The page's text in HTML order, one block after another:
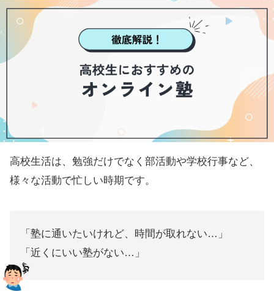
高校生活は、勉強だけでなく部活動や学校行事など、
様々な活動で忙しい時期です。
「塾に通いたいけれど、時間が取れない…」
「近くにいい塾がない…」